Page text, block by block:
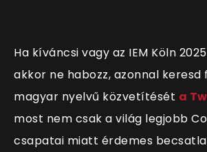
Ha kíváncsi vagy az IEM Köln
akkor ne habozz, azonnal keresd
magyar nyelvű közvetítését a
most nem csak a világ legjobb
csapatai miatt érdemes